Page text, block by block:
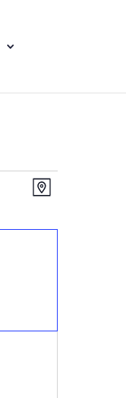
par
de
Plan